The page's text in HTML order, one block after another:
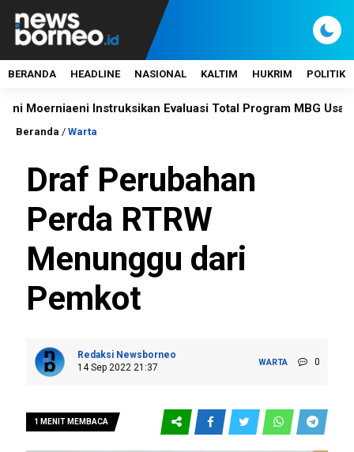
BERANDA HEADLINE NASIONAL KALTIM HUKRIM POLITIK
Instruksikan Evaluasi Total Program MBG Usai
Beranda / Warta
Draf Perubahan
Perda RTRW
Menunggu dari
Pemkot
Redaksi Newsborneo
14 Sep 2022 21:37
WARTA 0
1 MENIT MEMBACA